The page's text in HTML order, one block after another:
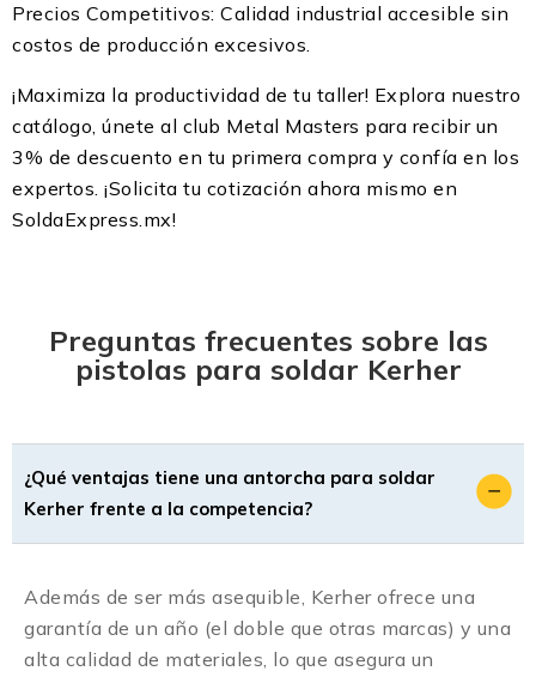
Precios Competitivos: Calidad industrial accesible sin
costos de producción excesivos.
¡Maximiza la productividad de tu taller! Explora nuestro
catálogo, únete al club Metal Masters para recibir un
3% de descuento en tu primera compra y confía en los
expertos. ¡Solicita tu cotización ahora mismo en
SoldaExpress.mx!
Preguntas frecuentes sobre las
pistolas para soldar Kerher
¿Qué ventajas tiene una antorcha para soldar
Kerher frente a la competencia?
Además de ser más asequible, Kerher ofrece una
garantía de un año (el doble que otras marcas) y una
alta calidad de materiales, lo que asegura un